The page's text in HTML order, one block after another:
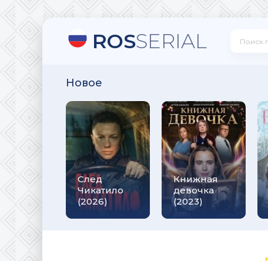
ROSSERIAL
Новое
След
Чикатило
(2026)
Книжная
девочка
(2023)